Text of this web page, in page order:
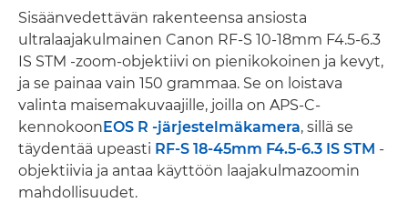
Sisäänvedettävän rakenteensa ansiosta
ultralaajakulmainen Canon RF-S 10-18mm F4.5-6.3
IS STM -zoom-objektiivi on pienikokoinen ja kevyt,
ja se painaa vain 150 grammaa. Se on loistava
valinta maisemakuvaajille, joilla on APS-C-
kennokoonEOS R -järjestelmäkamera, sillä se
täydentää upeasti RF-S 18-45mm F4.5-6.3 IS STM -
objektiivia ja antaa käyttöön laajakulmazoomin
mahdollisuudet.